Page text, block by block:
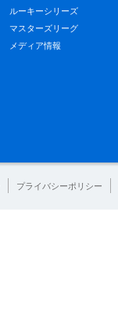
ルーキーシリーズ
マスターズリーグ
メディア情報
プライバシーポリシー